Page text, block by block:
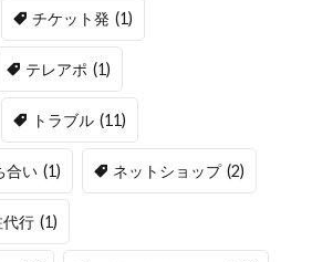
チケット発 (1)
テレアポ (1)
トラブル (11)
合い (1) ネットショップ (2)
代行 (1)